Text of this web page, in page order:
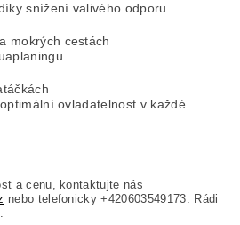
snížení valivého odporu
mokrých cestách
ovladatelnost v každé
a cenu, kontaktujte nás
nebo telefonicky +420603549173. Rádi